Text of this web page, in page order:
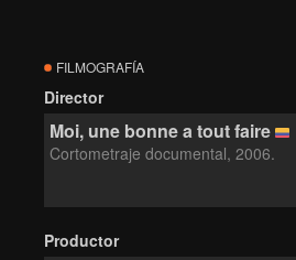
FILMOGRAFÍA
Director
Moi, une bonne a tout faire
Cortometraje documental, 2006.
Productor